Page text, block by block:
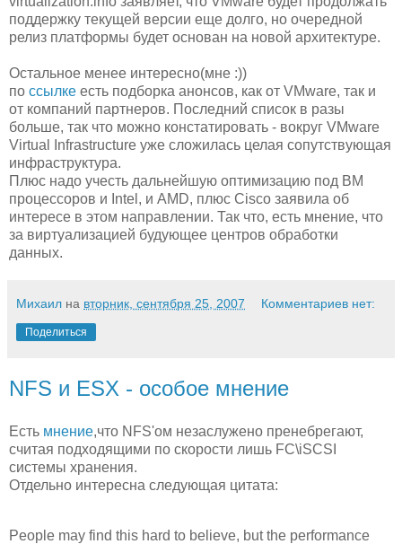
поддержку текущей версии еще долго, но очередной
релиз платформы будет основан на новой архитектуре.
Остальное менее интересно(мне :))
по ссылке есть подборка анонсов, как от VMware, так и
от компаний партнеров. Последний список в разы
больше, так что можно констатировать - вокруг VMware
Virtual Infrastructure уже сложилась целая сопутствующая
инфраструктура.
Плюс надо учесть дальнейшую оптимизацию под ВМ
процессоров и Intel, и AMD, плюс Cisco заявила об
интересе в этом направлении. Так что, есть мнение, что
за виртуализацией будующее центров обработки
данных.
Михаил на вторник, сентября 25, 2007 Комментариев нет:
Поделиться
NFS и ESX - особое мнение
Есть мнение,что NFS'ом незаслужено пренебрегают,
считая подходящими по скорости лишь FC\iSCSI
системы хранения.
Отдельно интересна следующая цитата:
People may find this hard to believe, but the performance